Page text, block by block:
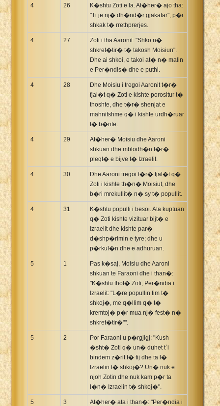
4 26
K�shtu Zoti e la. At�her� ajo tha:
"Ti je nj� dh�nd�r gjakatar", p�r
shkak t� rrethprerjes.
4 27
Zoti i tha Aaronit: "Shko n�
shkret�tir� t� takosh Moisiun".
Dhe ai shkoi, e takoi at� n� malin
e Per�ndis� dhe e puthi.
4 28
Dhe Moisiu i tregoi Aaronit t�r�
fjal�t q� Zoti e kishte porositur t�
thoshte, dhe t�r� shenjat e
mahnitshme q� i kishte urdh�ruar
t� b�nte.
4 29
At�her� Moisiu dhe Aaroni
shkuan dhe mblodh�n t�r�
pleqt� e bijve t� Izraelit.
4 30
Dhe Aaroni tregoi t�r� fjal�t q�
Zoti i kishte th�n� Moisiut, dhe
b�ri mrekullit� n� sy t� popullit.
4 31
K�shtu populli i besoi. Ata kuptuan
q� Zoti kishte vizituar bijt� e
Izraelit dhe kishte par�
d�shp�rimin e tyre; dhe u
p�rkul�n dhe e adhuruan.
5 1
Pas k�saj, Moisiu dhe Aaroni
shkuan te Faraoni dhe i than�:
"K�shtu thot� Zoti, Per�ndia i
Izraelit: "L�re popullin tim t�
shkoj�, me q�llim q� t�
kremtoj� p�r mua nj� fest� n�
shkret�tir�"".
5 2
Por Faraoni u p�rgjigj: "Kush
�sht� Zoti q� un� duhet t`i
bindem z�rit t� tij dhe ta l�
Izraelin t� shkoj�? Un� nuk e
njoh Zotin dhe nuk kam p�r ta
l�n� Izraelin t� shkoj�".
5 3
At�her� ata i than�: "Per�ndia i